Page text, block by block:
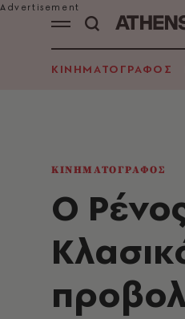
ΚΙΝΗΜΑΤΟΓΡΑΦΟΣ
ΚΙΝΗΜΑΤΟΓΡΑΦΟΣ
Ο